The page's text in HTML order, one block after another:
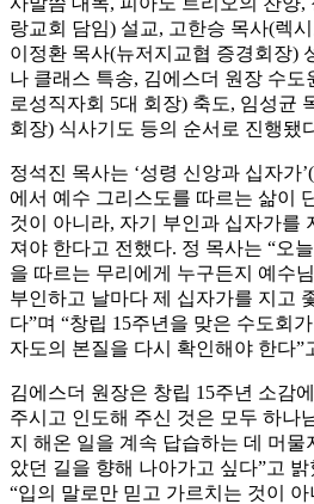
랑교회 담임) 설교, 고한승 목사(렉
이정환 목사(뉴저지교협 증경회장)
나 클래스 특송, 김에스더 원장 수도
로성직자회 5대 회장) 축도, 임성균
회장) 식사기도 등의 순서로 진행됐
정석진 목사는 ‘성령 신앙과 십자가
에서 예수 그리스도를 따르는 삶이
것이 아니라, 자기 부인과 십자가를
져야 한다고 전했다. 정 목사는 “오
을 따르는 무리에게 누구든지 예수
부인하고 날마다 제 십자가를 지고
다”며 “창립 15주년을 맞은 수도회
자도의 본질을 다시 확인해야 한다”
김에스더 원장은 창립 15주년 소감
주시고 인도해 주신 것은 모두 하나
지 해온 일을 계속 답습하는 데 머
았던 길을 향해 나아가고 싶다”고
“입의 말로만 믿고 가르치는 것이